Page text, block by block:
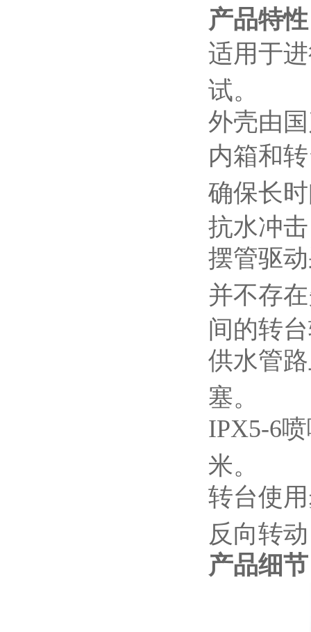
产品特性
适用于
试。
外壳由
内箱和
确保长
抗水冲
摆管驱
并不存
间的转
供水管
塞。
IPX5-6
米。
转台使
反向转
产品细节